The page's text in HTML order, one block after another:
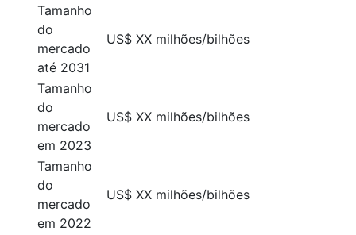
Tamanho
do
mercado
até 2031
US$ XX milhões/bilhões
Tamanho
do
mercado
em 2023
US$ XX milhões/bilhões
Tamanho
do
mercado
em 2022
US$ XX milhões/bilhões